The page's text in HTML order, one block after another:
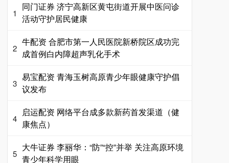
1
同门证券 济宁高新区黄屯街道开展中医问诊
活动守护居民健康
2
牛配资 合肥市第一人民医院新桥院区成功完
成首例白内障超声乳化手术
3
易宝配资 青海玉树高原青少年眼健康守护倡
议发布
4
启运配资 网络平台成多款新药首发渠道（健
康焦点）
5
大牛证券 李丽华：“防”“控”并举 关注高原环境
青少年科学用眼